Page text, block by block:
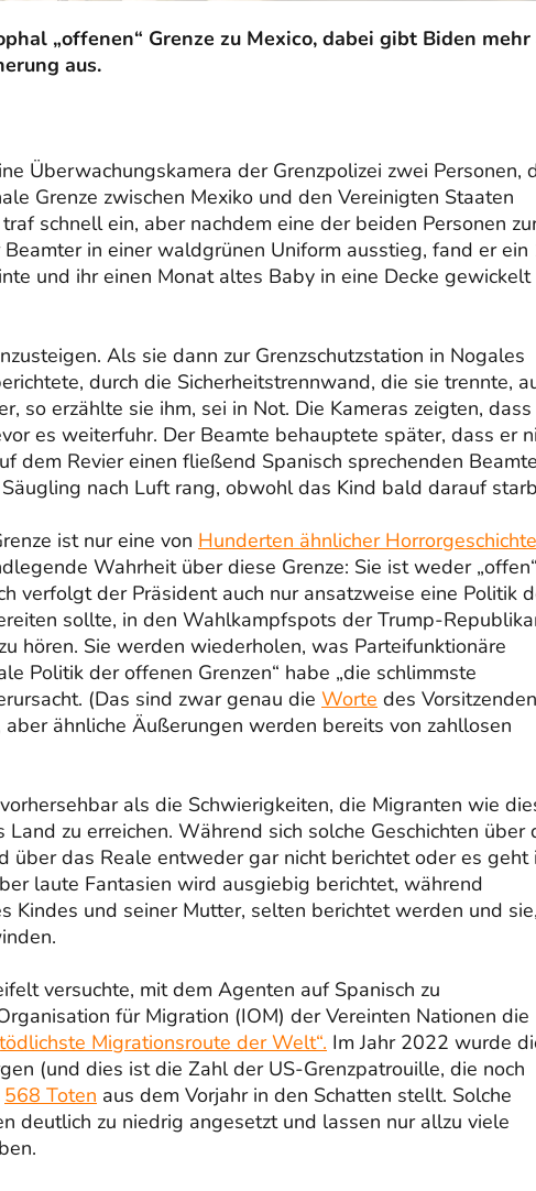
„offenen“ Grenze zu Mexico, dabei gibt Biden mehr
aus.
Überwachungskamera der Grenzpolizei zwei Personen,
Grenze zwischen Mexiko und den Vereinigten Staaten
schnell ein, aber nachdem eine der beiden Personen
in einer waldgrünen Uniform ausstieg, fand er ein
und ihr einen Monat altes Baby in eine Decke gewickelt
Als sie dann zur Grenzschutzstation in Nogales
durch die Sicherheitstrennwand, die sie trennte,
so erzählte sie ihm, sei in Not. Die Kameras zeigten, dass
es weiterfuhr. Der Beamte behauptete später, dass er
dem Revier einen fließend Spanisch sprechenden
nach Luft rang, obwohl das Kind bald darauf
ist nur eine von Hunderten ähnlicher
Wahrheit über diese Grenze: Sie ist weder
verfolgt der Präsident auch nur ansatzweise eine Politik
sollte, in den Wahlkampfspots der Trump-
hören. Sie werden wiederholen, was Parteifunktionäre
Politik der offenen Grenzen“ habe „die schlimmste
(Das sind zwar genau die Worte des Vorsitzenden
ähnliche Äußerungen werden bereits von zahllosen
als die Schwierigkeiten, die Migranten wie
zu erreichen. Während sich solche Geschichten über
über das Reale entweder gar nicht berichtet oder es geht
laute Fantasien wird ausgiebig berichtet, während
Kindes und seiner Mutter, selten berichtet werden und sie,
versuchte, mit dem Agenten auf Spanisch zu
für Migration (IOM) der Vereinten Nationen die
Migrationsroute der Welt“. Im Jahr 2022 wurde
(und dies ist die Zahl der US-Grenzpatrouille, die noch
568 Toten aus dem Vorjahr in den Schatten stellt. Solche
deutlich zu niedrig angesetzt und lassen nur allzu viele